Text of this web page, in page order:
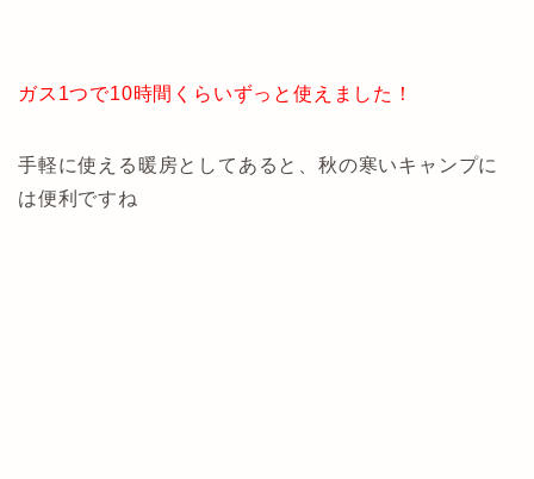
ガス1つで10時間くらいずっと使えました！
手軽に使える暖房としてあると、秋の寒いキャンプに
は便利ですね